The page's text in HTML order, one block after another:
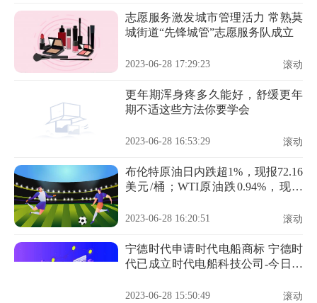
志愿服务激发城市管理活力 常熟莫
城街道“先锋城管”志愿服务队成立
2023-06-28 17:29:23 滚动
更年期浑身疼多久能好，舒缓更年
期不适这些方法你要学会
2023-06-28 16:53:29 滚动
布伦特原油日内跌超1%，现报72.16
美元/桶；WTI原油跌0.94%，现报
2023-06-28 16:20:51 滚动
宁德时代申请时代电船商标 宁德时
代已成立时代电船科技公司-今日热
2023-06-28 15:50:49 滚动